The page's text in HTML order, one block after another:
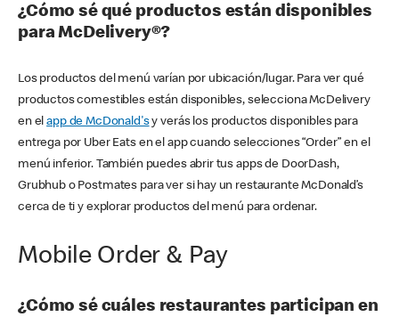
¿Cómo sé qué productos están disponibles
para McDelivery®?
Los productos del menú varían por ubicación/lugar. Para ver qué
productos comestibles están disponibles, selecciona McDelivery
en elapp de McDonald'sy verás los productos disponibles para
entrega por Uber Eats en el app cuando selecciones “Order” en el
menú inferior. También puedes abrir tus apps de DoorDash,
Grubhub o Postmates para ver si hay un restaurante McDonald’s
cerca de ti y explorar productos del menú para ordenar.
Mobile Order & Pay
¿Cómo sé cuáles restaurantes participan en